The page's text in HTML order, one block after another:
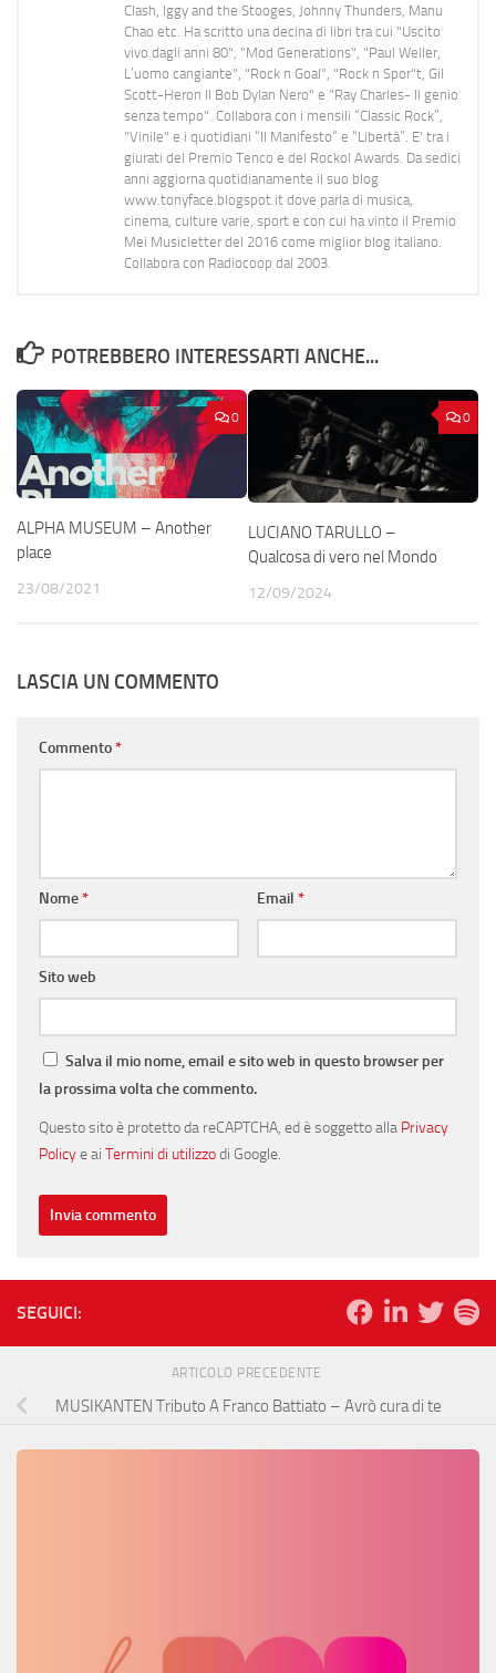
Clash, Iggy and the Stooges, Johnny Thunders, Manu
Chao etc. Ha scritto una decina di libri tra cui "Uscito
vivo dagli anni 80", "Mod Generations", "Paul Weller,
L’uomo cangiante", "Rock n Goal", "Rock n Spor"t, Gil
Scott-Heron Il Bob Dylan Nero" e "Ray Charles- Il genio
senza tempo". Collabora con i mensili “Classic Rock”,
"Vinile" e i quotidiani “Il Manifesto” e “Libertà”. E' tra i
giurati del Premio Tenco e del Rockol Awards. Da sedici
anni aggiorna quotidianamente il suo blog
www.tonyface.blogspot.it dove parla di musica,
cinema, culture varie, sport e con cui ha vinto il Premio
Mei Musicletter del 2016 come miglior blog italiano.
Collabora con Radiocoop dal 2003.
POTREBBERO INTERESSARTI ANCHE...
0
ALPHA MUSEUM – Another
place
23/08/2021
0
LUCIANO TARULLO –
Qualcosa di vero nel Mondo
12/09/2024
LASCIA UN COMMENTO
Commento*
Nome* Email *
Sito web
Salva il mio nome, email e sito web in questo browser per
la prossima volta che commento.
Questo sito è protetto da reCAPTCHA, ed è soggetto alla Privacy
Policye ai Termini di utilizzodi Google.
SEGUICI:
ARTICOLO PRECEDENTE
MUSIKANTEN Tributo A Franco Battiato – Avrò cura di te